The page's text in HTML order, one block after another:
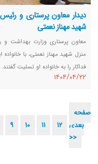
دیدار معاون پرستاری و
شهید مهناز نعمتی
معاون پرستاری وزارت بهداشت و
منزل شهید مهناز نعمتی، با
فداکار را به خانواده او تسلیت گفتند.
١٤٠٤/٠٤/٢٢
9 10 11 12
صفحه
بعدی
>>